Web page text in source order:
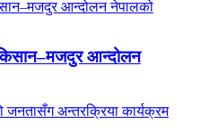
किसान–मजदुर आन्दोलन